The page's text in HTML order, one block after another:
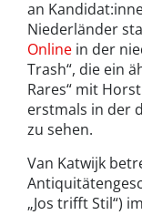
an
Niederländer
Online in der
Trash“, die ein
Rares“ mit
erstmals in der
zu sehen.
Van Katwijk
„Jos trifft Stil“)